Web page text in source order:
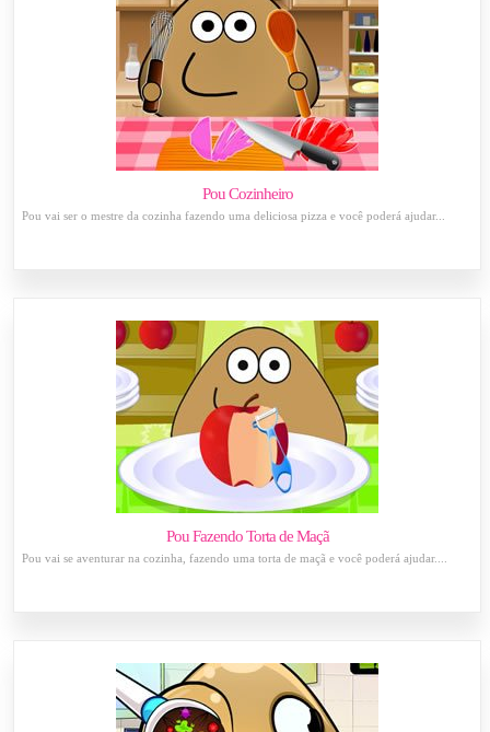
Pou Cozinheiro
Pou vai ser o mestre da cozinha fazendo uma deliciosa pizza e você poderá ajudar...
Pou Fazendo Torta de Maçã
Pou vai se aventurar na cozinha, fazendo uma torta de maçã e você poderá ajudar....